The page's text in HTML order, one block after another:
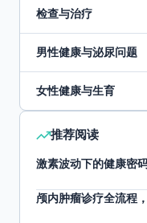
检查与治疗
男性健康与泌尿问题
女性健康与生育
推荐阅读
激素波动下的健康密
颅内肿瘤诊疗全流程